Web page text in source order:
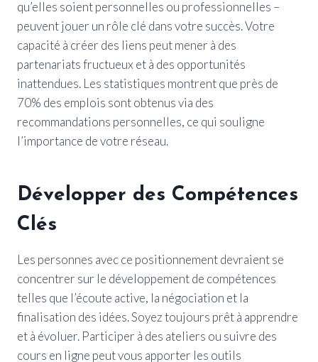
qu’elles soient personnelles ou professionnelles –
peuvent jouer un rôle clé dans votre succès. Votre
capacité à créer des liens peut mener à des
partenariats fructueux et à des opportunités
inattendues. Les statistiques montrent que près de
70% des emplois sont obtenus via des
recommandations personnelles, ce qui souligne
l’importance de votre réseau.
Développer des Compétences
Clés
Les personnes avec ce positionnement devraient se
concentrer sur le développement de compétences
telles que l’écoute active, la négociation et la
finalisation des idées. Soyez toujours prêt à apprendre
et à évoluer. Participer à des ateliers ou suivre des
cours en ligne peut vous apporter les outils